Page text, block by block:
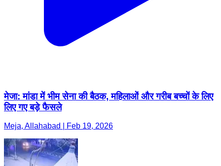
मेजा: मांडा में भीम सेना की बैठक, महिलाओं और गरीब बच्चों के लिए
लिए गए बड़े फैसले
Meja, Allahabad | Feb 19, 2026